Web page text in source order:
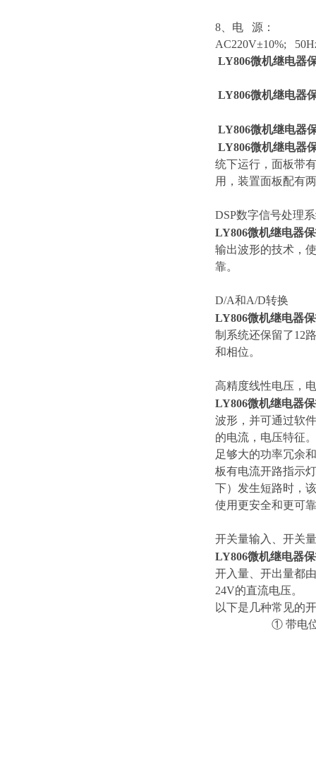
8、电 源：
AC220V±10%;
LY806微机继电器
LY806微机继电器
LY806微机继电器
LY806微机继电器
统下运行，面板带
用，装置面板配有
DSP数字信号处理
LY806微机继电器
输出波形的技术，
靠。
D/A和A/D转换
LY806微机继电器
制系统还保留了12
和相位。
高精度线性电压，
LY806微机继电器
波形，并可通过软
的电流，电压特征
足够大的功率冗余
板有电流开路指示
下）发生短路时，
使用更安全和更可
开关量输入、开关
LY806微机继电器
开入量、开出量都
24V的直流电压。
以下是几种常见的
① 带电